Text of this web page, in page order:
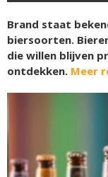
Brand staat
biersoorten.
die willen blijven
ontdekken. Meer